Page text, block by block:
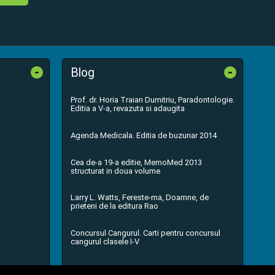
- Blog -
Prof. dr. Horia Traian Dumitriu, Paradontologie.
Editia a V-a, revazuta si adaugita
Agenda Medicala. Editia de buzunar 2014
Cea de-a 19-a editie, MemoMed 2013
structurat in doua volume
Larry L. Watts, Fereste-ma, Doamne, de
prieteni de la editura Rao
Concursul Cangurul. Carti pentru concursul
cangurul clasele I-V